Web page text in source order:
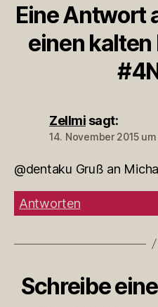
Eine Antwort
einen
Zellmi sagt:
14. November 2015 um
@dentaku Gruß an
Antworten
Schreibe